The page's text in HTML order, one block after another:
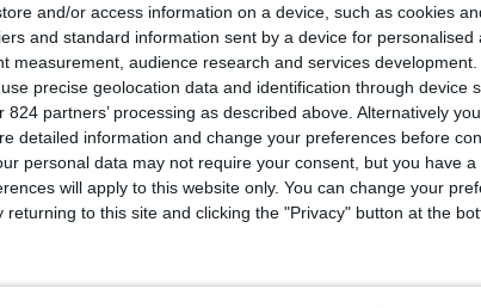
and/or access information on a device, such as cookies
and standard information sent by a device for personalised
measurement, audience research and services development.
precise geolocation data and identification through device
partners’ processing as described above. Alternatively
detailed information and change your preferences before
personal data may not require your consent, but you have
will apply to this website only. You can change your
returning to this site and clicking the "Privacy" button at the
di Zurigo. Si richiede una buona
disponibilità a lavorare su turni
en/jobs,